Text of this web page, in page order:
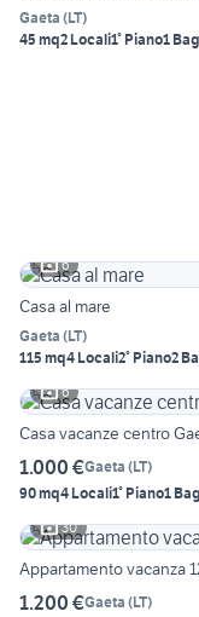
Gaeta (LT)
45 mq2 Locali1° Piano1
6
Casa al mare
Gaeta (LT)
115 mq4 Locali2° Piano2
6
Casa vacanze centro
1.000 €Gaeta (LT)
90 mq4 Locali1° Piano1
30
Appartamento vacanza
1.200 €Gaeta (LT)